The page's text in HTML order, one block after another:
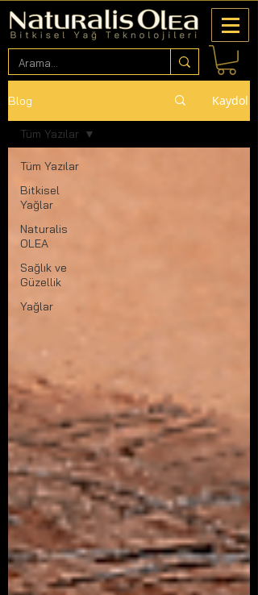
Blog Kaydol
Tüm Yazılar
Bitkisel
Yağlar
Naturalis
OLEA
Sağlık ve
Güzellik
Yağlar
Tüm Yazılar